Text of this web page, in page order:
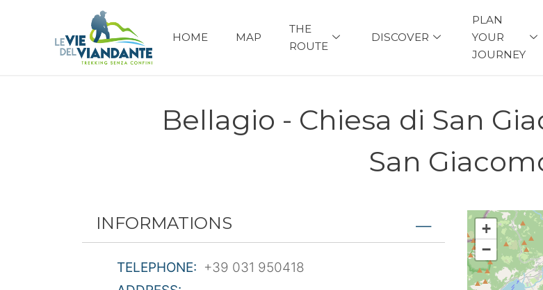
HOME MAP
THE
ROUTE
DISCOVER
PLAN
YOUR
JOURNEY
Bellagio - Chiesa di San
San
INFORMATIONS
TELEPHONE: +39 031 950418
+
−